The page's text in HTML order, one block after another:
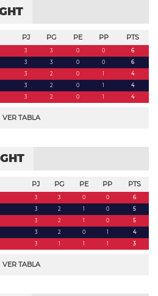
PJ PG PE PP PTS
3 3 0 0
6
3 3 0 0
6
3 2 0 1
4
3 2 0 1
4
3 2 0 1 4
VER TABLA
PJ PG PE PP PTS
3 3 0 0
6
3 2 1 0
5
3 2 1 0
5
3 2 0 1
4
3 1 1 1 3
VER TABLA